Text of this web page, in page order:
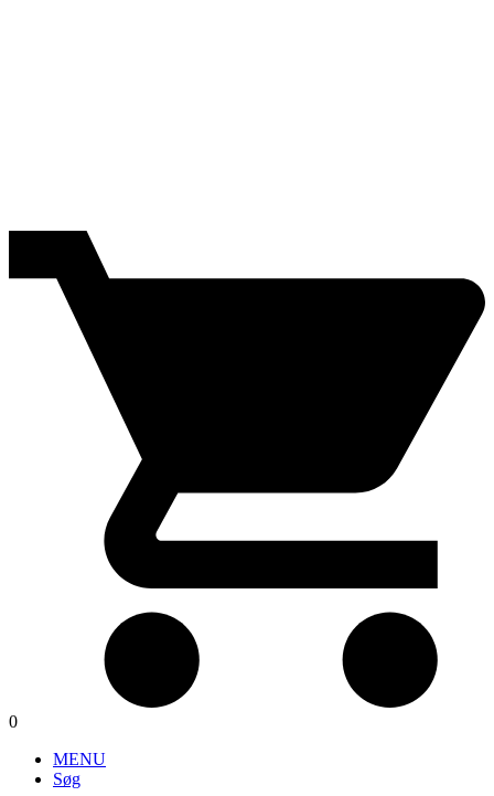
0
MENU
Søg